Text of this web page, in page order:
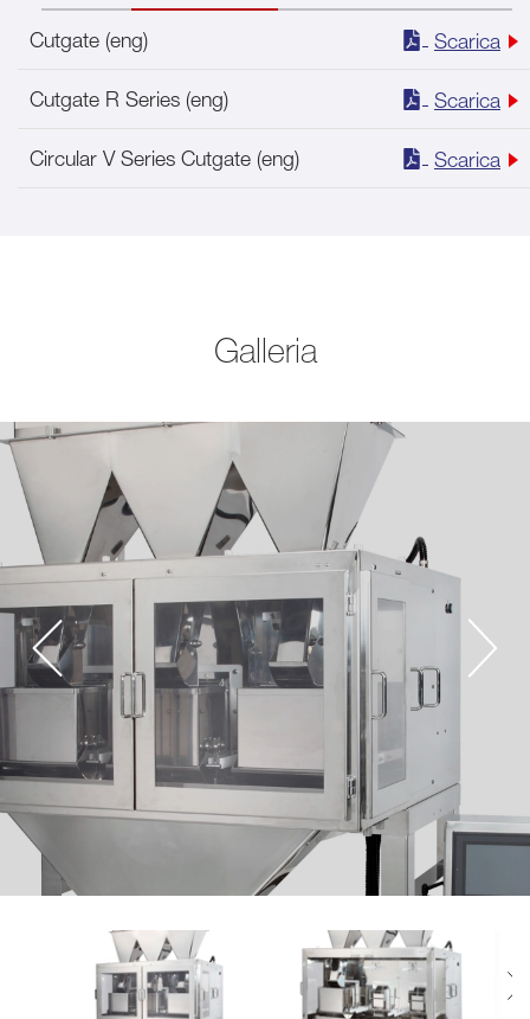
Cutgate (eng) Scarica
Cutgate R Series (eng) Scarica
Circular V Series Cutgate (eng) Scarica
Galleria